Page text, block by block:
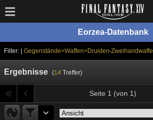
Eorzea-Datenbank
Filter: | Gegenstände>Waffen>Druiden-Zweihandwaffe
Ergebnisse (14Treffer)
Seite 1 (von 1)